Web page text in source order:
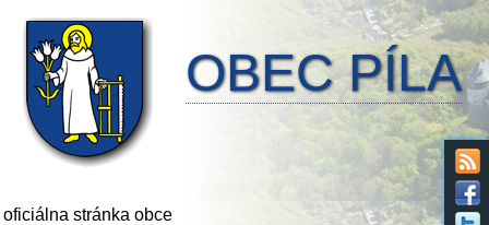
OBEC PÍLA
oficiálna stránka obce